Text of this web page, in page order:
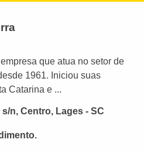
que atua no setor de
1961. Iniciou suas
Catarina e ...
n, Centro, Lages - SC